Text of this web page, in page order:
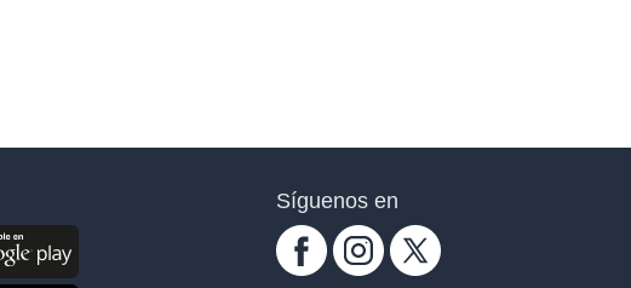
Síguenos en